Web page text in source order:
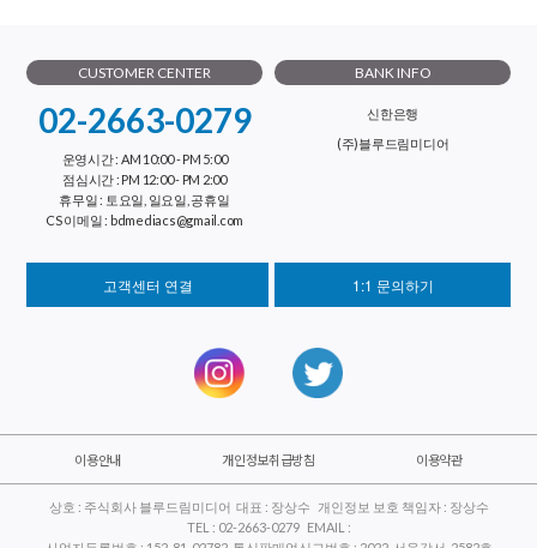
CUSTOMER CENTER
02-2663-0279
운영시간 : AM 10:00 - PM 5:00
점심시간 : PM 12:00 - PM 2:00
휴무일 : 토요일, 일요일, 공휴일
CS 이메일 : bdmediacs@gmail.com
BANK INFO
신한은행
(주)블루드림미디어
고객센터 연결 1:1 문의하기
이용안내 개인정보취급방침 이용약관
상호 : 주식회사 블루드림미디어 대표 : 장상수 개인정보 보호 책임자 : 장상수
TEL : 02-2663-0279 EMAIL :